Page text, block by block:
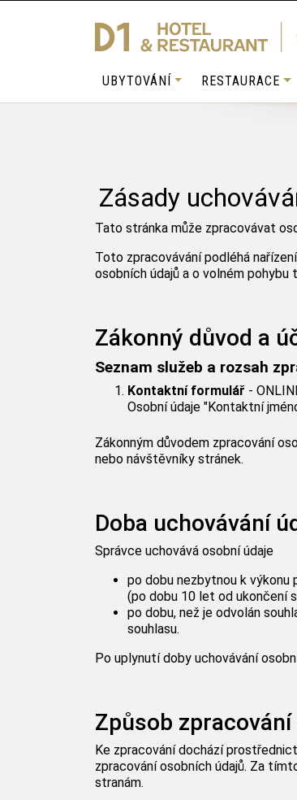
UBYTOVÁNÍ RESTAURACE
Zásady
Tato stránka může zpracovávat
Toto zpracovávání podléhá
osobních údajů a o volném pohybu
Zákonný důvod a
Seznam služeb a rozsah
Kontaktní formulář -
Osobní údaje "Kontaktní
Zákonným důvodem zpracování
nebo návštěvníky stránek.
Doba uchovávání
Správce uchovává osobní údaje
po dobu nezbytnou k výkonu
(po dobu 10 let od ukončení
po dobu, než je odvolán
souhlasu.
Po uplynutí doby uchovávání
Způsob
Ke zpracování dochází
zpracování osobních údajů. Za
stranám.